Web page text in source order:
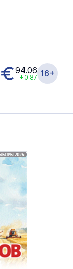
94.06
+0.87 16+